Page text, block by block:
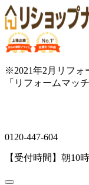
※2021年2月リフォ
「リフォームマッ
0120-447-604
【受付時間】朝10